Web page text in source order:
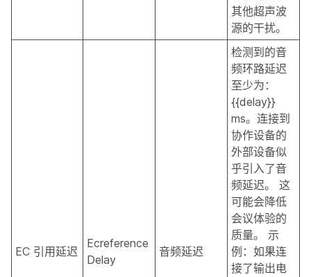
其他超声波
源的干扰。
EC 引用延迟
Ecreference
Delay
音频延迟
检测到的音
频环路延迟
至少为：
{{delay}}
ms。连接到
协作设备的
外部设备似
乎引入了音
频延迟。 这
可能会降低
会议体验的
质量。 示
例：如果连
接了输出电